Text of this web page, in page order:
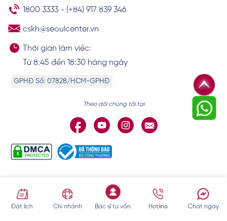
1800 3333 - (+84) 917 839 346
cskh@seoulcenter.vn
Thời gian làm việc:
Từ 8:45 đến 18:30 hàng ngày
GPHĐ Số: 07828/HCM-GPHĐ
Theo dõi chúng tôi tại
BÀI VIẾT NỔI BẬT
Đặt lịch Chi nhánh Bác sĩ tư vấn Hotline Chat ngay